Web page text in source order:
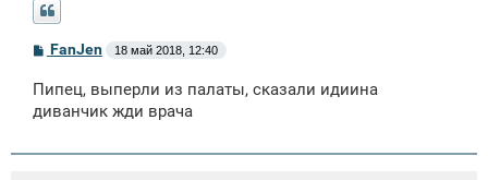
С
о
б
щ
и
FanJen 18 май 2018, 12:40
Пипец, выперли из палаты, сказали идиина
диванчик жди врача